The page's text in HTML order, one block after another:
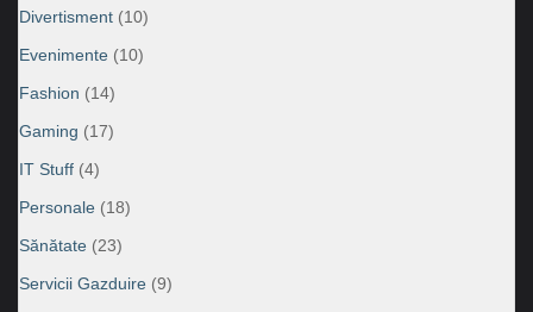
Divertisment (10)
Evenimente (10)
Fashion (14)
Gaming (17)
IT Stuff (4)
Personale (18)
Sănătate (23)
Servicii Gazduire (9)